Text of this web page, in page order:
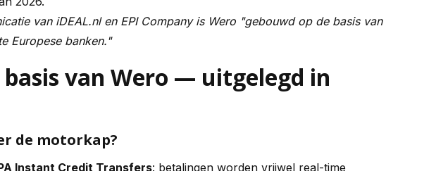
van iDEAL.nl en EPI Company is Wero "gebouwd op de basis van
Europese banken."
basis van Wero — uitgelegd in
de motorkap?
Instant Credit Transfers: betalingen worden vrijwel real-time